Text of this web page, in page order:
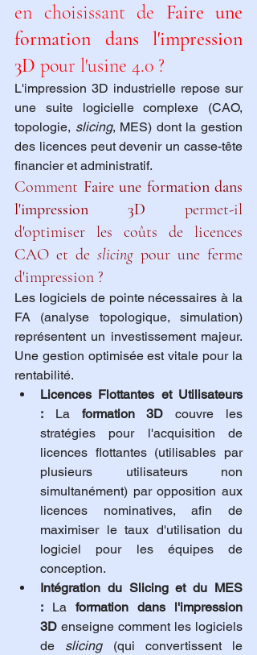
en choisissant de Faire une
formation dans l'impression
3D pour l'usine 4.0 ?
L'impression 3D industrielle repose sur
une suite logicielle complexe (CAO,
topologie, slicing, MES) dont la gestion
des licences peut devenir un casse-tête
financier et administratif.
Comment Faire une formation dans
l'impression 3D permet-il
d'optimiser les coûts de licences
CAO et de slicing pour une ferme
d'impression ?
Les logiciels de pointe nécessaires à la
FA (analyse topologique, simulation)
représentent un investissement majeur.
Une gestion optimisée est vitale pour la
rentabilité.
Licences Flottantes et Utilisateurs
: La formation 3D couvre les
stratégies pour l'acquisition de
licences flottantes (utilisables par
plusieurs utilisateurs non
simultanément) par opposition aux
licences nominatives, afin de
maximiser le taux d'utilisation du
logiciel pour les équipes de
conception.
Intégration du Slicing et du MES
: La formation dans l'impression
3D enseigne comment les logiciels
de slicing (qui convertissent le